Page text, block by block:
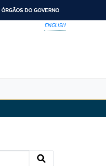
ÓRGÃOS DO GOVERNO
ENGLISH